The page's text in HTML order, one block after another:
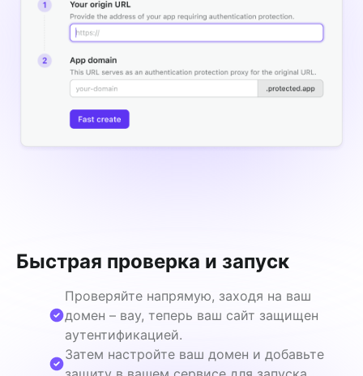
Быстрая проверка и запуск
Проверяйте напрямую, заходя на ваш
домен – вау, теперь ваш сайт защищен
аутентификацией.
Затем настройте ваш домен и добавьте